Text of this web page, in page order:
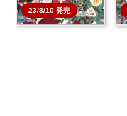
23/8/10 発売